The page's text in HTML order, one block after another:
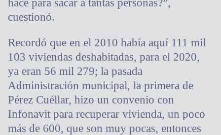
hace para sacar a tantas personas?”,
cuestionó.
Recordó que en el 2010 había aquí 111 mil
103 viviendas deshabitadas, para el 2020,
ya eran 56 mil 279; la pasada
Administración municipal, la primera de
Pérez Cuéllar, hizo un convenio con
Infonavit para recuperar vivienda, un poco
más de 600, que son muy pocas, entonces